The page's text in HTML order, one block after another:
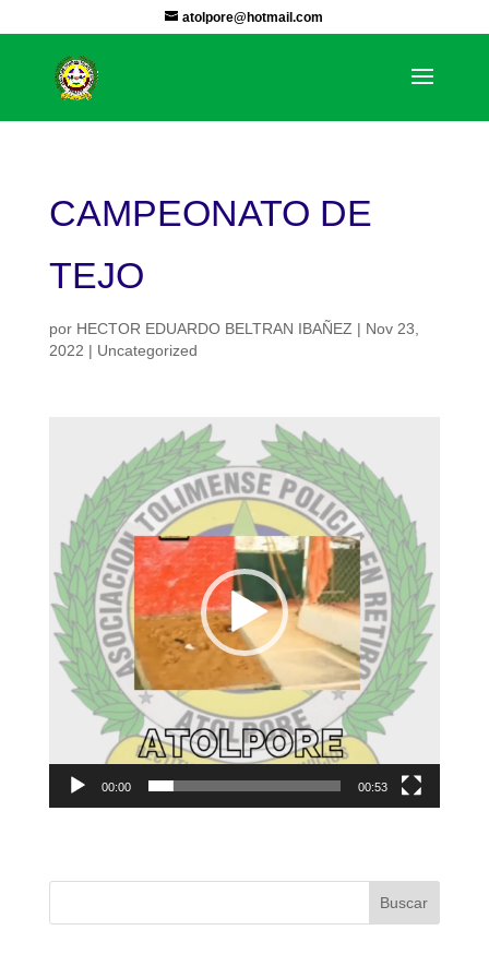
atolpore@hotmail.com
CAMPEONATO DE
TEJO
por HECTOR EDUARDO BELTRAN IBAÑEZ | Nov 23,
2022 | Uncategorized
00:00 00:53